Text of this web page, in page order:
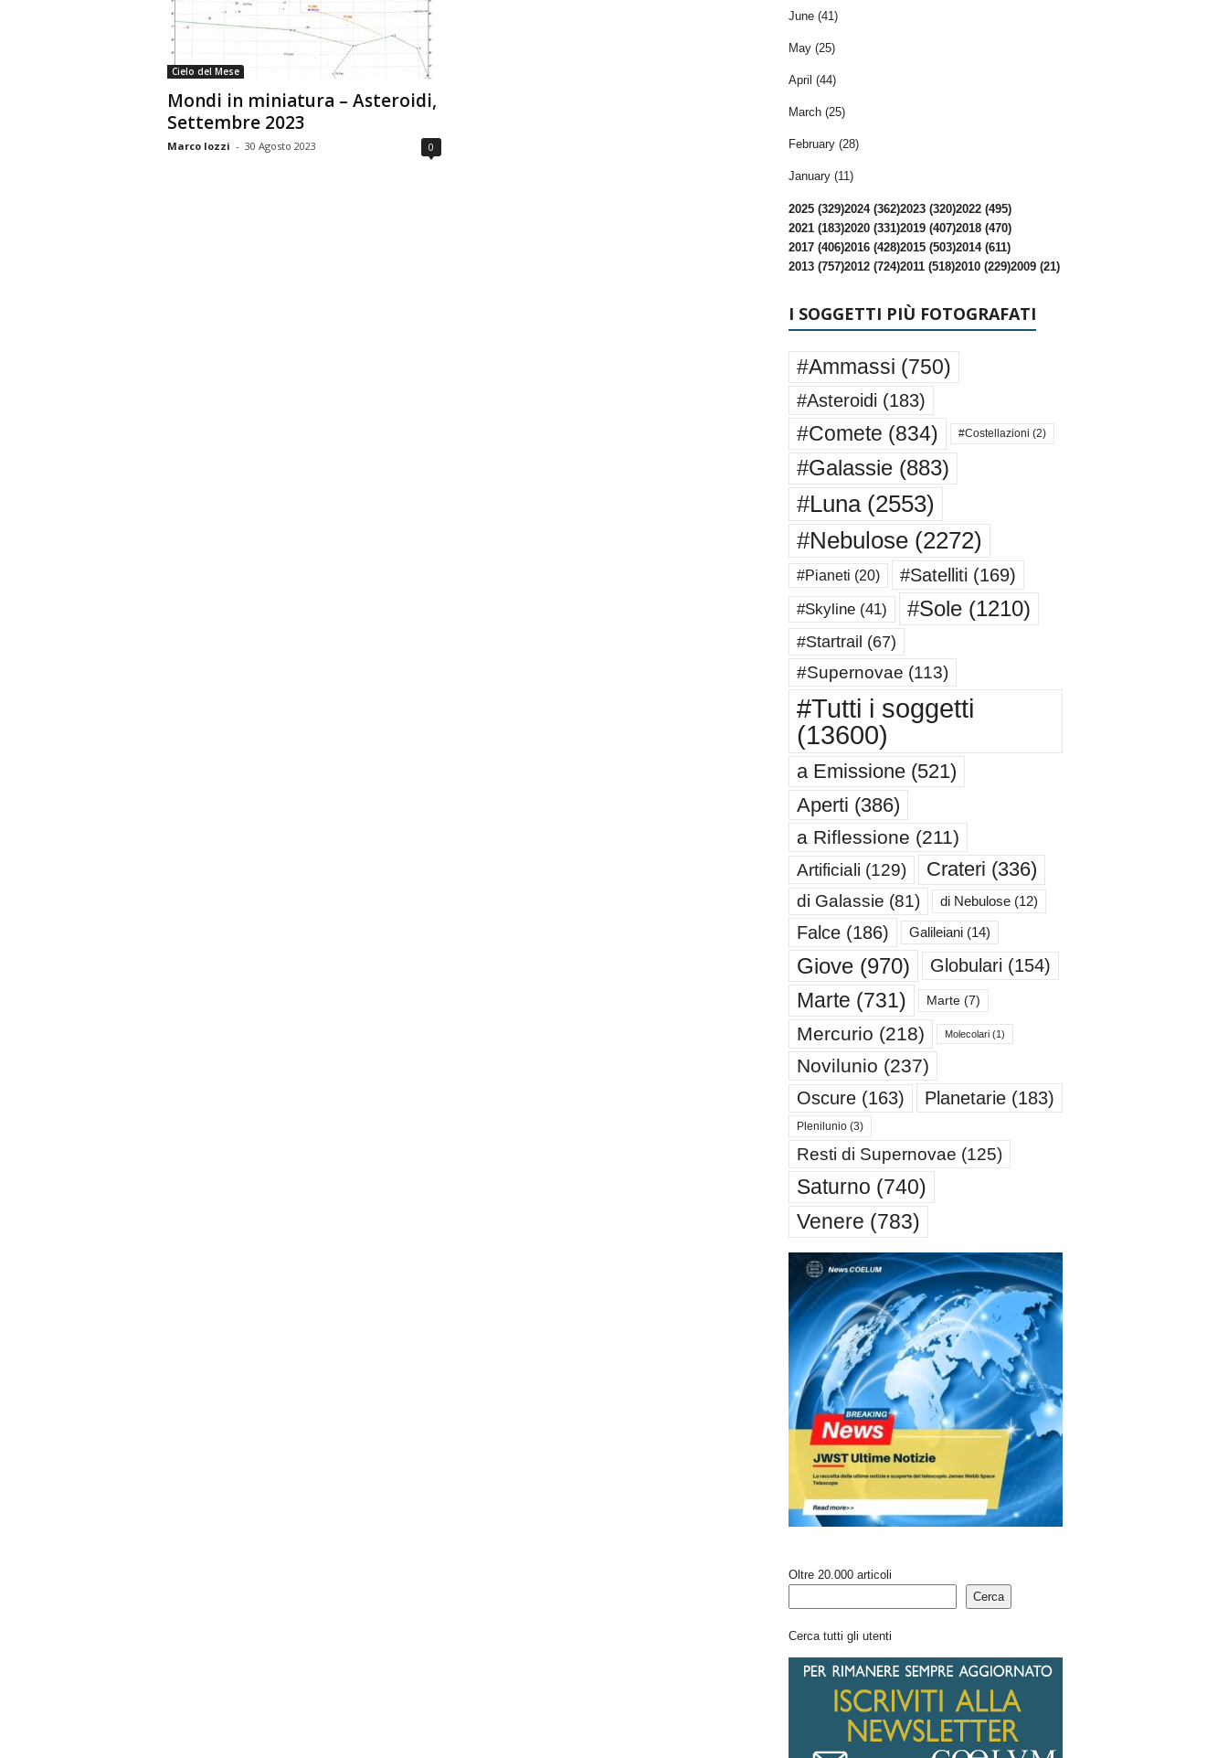
n
o
i
a
Cielo del Mese
Mondi in miniatura – Asteroidi,
Settembre 2023
Marco Iozzi - 30 Agosto 2023 0
June (41)
May (25)
April (44)
March (25)
February (28)
January (11)
2025 (329)2024 (362)2023 (320)2022 (495)
2021 (183)2020 (331)2019 (407)2018 (470)
2017 (406)2016 (428)2015 (503)2014 (611)
2013 (757)2012 (724)2011 (518)2010 (229)2009 (21)
I SOGGETTI PIÙ FOTOGRAFATI
#Ammassi (750)
#Asteroidi (183)
#Comete (834) #Costellazioni (2)
#Galassie(883)
#Luna(2553)
#Nebulose(2272)
#Pianeti (20) #Satelliti (169)
#Skyline(41) #Sole(1210)
#Startrail (67)
#Supernovae (113)
#Tutti i soggetti
(13600)
a Emissione(521)
Aperti (386)
a Riflessione (211)
Artificiali (129) Crateri (336)
di Galassie (81) di Nebulose(12)
Falce(186) Galileiani(14)
Giove(970) Globulari (154)
Marte (731) Marte(7)
Mercurio (218) Molecolari(1)
Novilunio (237)
Oscure(163) Planetarie(183)
Plenilunio(3)
Resti di Supernovae (125)
Saturno (740)
Venere (783)
Oltre 20.000 articoli
Cerca
Cerca tutti gli utenti